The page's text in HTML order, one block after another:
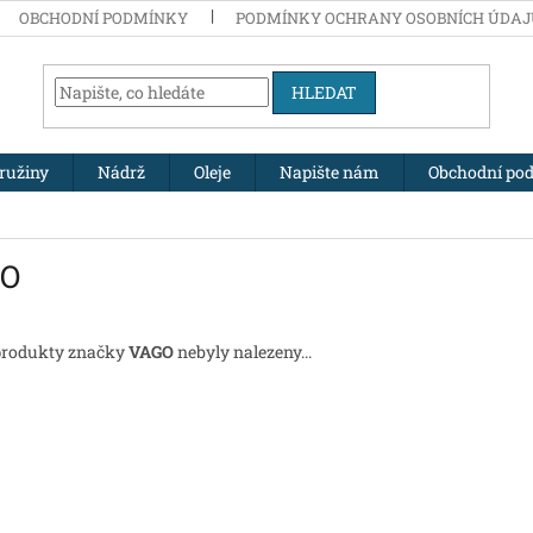
OBCHODNÍ PODMÍNKY PODMÍNKY OCHRANY OSOBNÍCH
HLEDAT
Nádrž Oleje Napište nám Obchodní
značkyVAGOnebyly nalezeny...